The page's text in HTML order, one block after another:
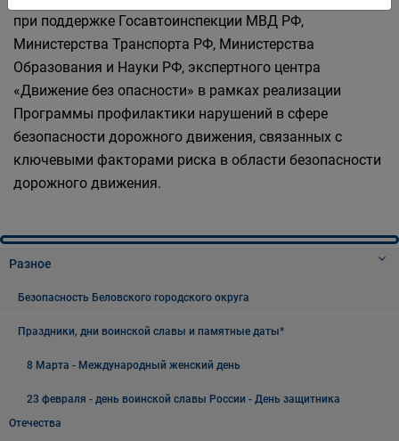
при поддержке Госавтоинспекции МВД РФ,
Министерства Транспорта РФ, Министерства
Образования и Науки РФ, экспертного центра
«Движение без опасности» в рамках реализации
Программы профилактики нарушений в сфере
безопасности дорожного движения, связанных с
ключевыми факторами риска в области безопасности
дорожного движения.
Разное
Безопасность Беловского городского округа
Праздники, дни воинской славы и памятные даты*
8 Марта - Международный женский день
23 февраля - день воинской славы России - День защитника
Отечества